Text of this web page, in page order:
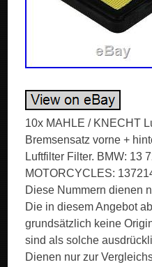
10x MAHLE / KNECHT
Bremsensatz vorne +
Luftfilter Filter. BMW: 13
MOTORCYCLES:
Diese Nummern dienen
Die in diesem Angebot
grundsätzlich keine
sind als solche
Dienen nur zur